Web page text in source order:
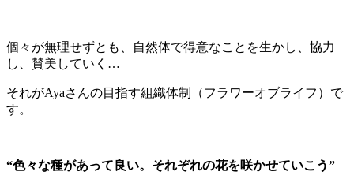
個々が無理せずとも、自然体で得意なことを生かし、協力
し、賛美していく…
それがAyaさんの目指す組織体制（フラワーオブライフ）で
す。
“色々な種があって良い。それぞれの花を咲かせていこう”